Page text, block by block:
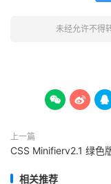
未经允许不得
  
上一篇
CSS Minifierv2.1 绿色
相关推荐